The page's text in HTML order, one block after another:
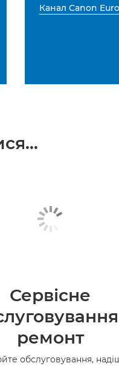
Канал Canon
Сервісне
ремонт
обслуговування,